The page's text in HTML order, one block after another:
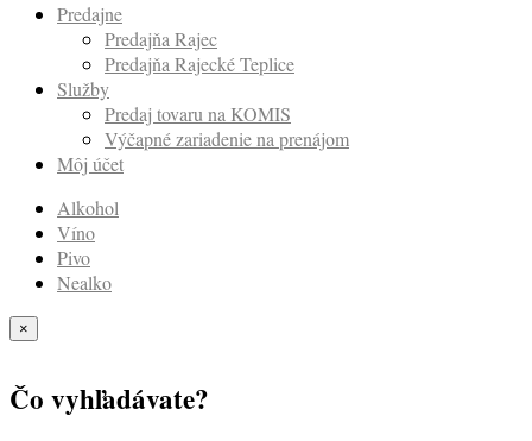
Predajne
Predajňa Rajec
Predajňa Rajecké Teplice
Služby
Predaj tovaru na KOMIS
Výčapné zariadenie na prenájom
Môj účet
Alkohol
Víno
Pivo
Nealko
×
Čo vyhľadávate?